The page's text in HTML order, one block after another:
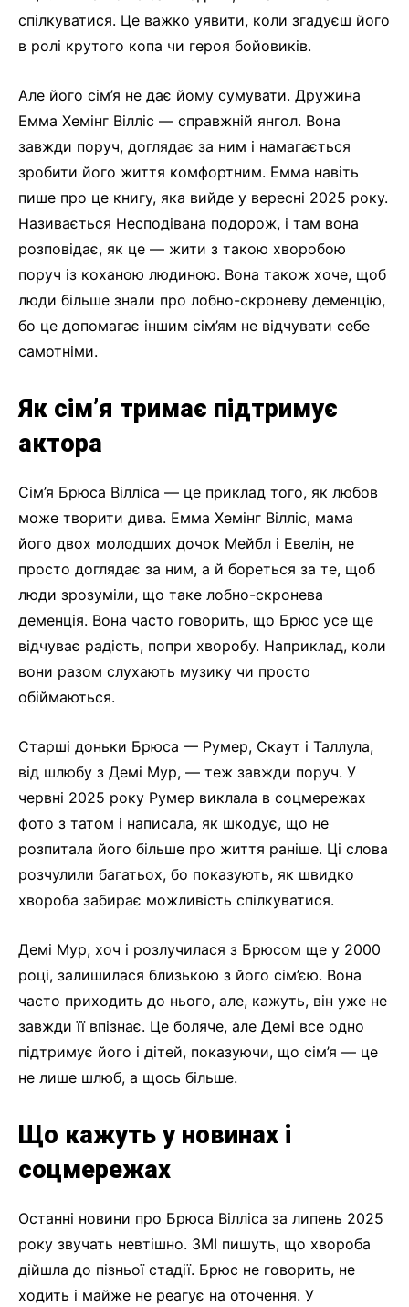
спілкуватися. Це важко уявити, коли згадуєш його
в ролі крутого копа чи героя бойовиків.
Але його сім’я не дає йому сумувати. Дружина
Емма Хемінг Вілліс — справжній янгол. Вона
завжди поруч, доглядає за ним і намагається
зробити його життя комфортним. Емма навіть
пише про це книгу, яка вийде у вересні 2025 року.
Називається Несподівана подорож, і там вона
розповідає, як це — жити з такою хворобою
поруч із коханою людиною. Вона також хоче, щоб
люди більше знали про лобно-скроневу деменцію,
бо це допомагає іншим сім’ям не відчувати себе
самотніми.
Як сім’я тримає підтримує
актора
Сім’я Брюса Вілліса — це приклад того, як любов
може творити дива. Емма Хемінг Вілліс, мама
його двох молодших дочок Мейбл і Евелін, не
просто доглядає за ним, а й бореться за те, щоб
люди зрозуміли, що таке лобно-скронева
деменція. Вона часто говорить, що Брюс усе ще
відчуває радість, попри хворобу. Наприклад, коли
вони разом слухають музику чи просто
обіймаються.
Старші доньки Брюса — Румер, Скаут і Таллула,
від шлюбу з Демі Мур, — теж завжди поруч. У
червні 2025 року Румер виклала в соцмережах
фото з татом і написала, як шкодує, що не
розпитала його більше про життя раніше. Ці слова
розчулили багатьох, бо показують, як швидко
хвороба забирає можливість спілкуватися.
Демі Мур, хоч і розлучилася з Брюсом ще у 2000
році, залишилася близькою з його сім’єю. Вона
часто приходить до нього, але, кажуть, він уже не
завжди її впізнає. Це боляче, але Демі все одно
підтримує його і дітей, показуючи, що сім’я — це
не лише шлюб, а щось більше.
Що кажуть у новинах і
соцмережах
Останні новини про Брюса Вілліса за липень 2025
року звучать невтішно. ЗМІ пишуть, що хвороба
дійшла до пізньої стадії. Брюс не говорить, не
ходить і майже не реагує на оточення. У